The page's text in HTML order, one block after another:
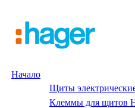
Начало
Щиты
Клеммы для щитов